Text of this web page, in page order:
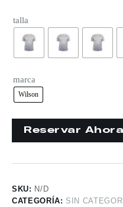
talla
marca
Wilson
SKU: N/D
CATEGORÍA: SIN